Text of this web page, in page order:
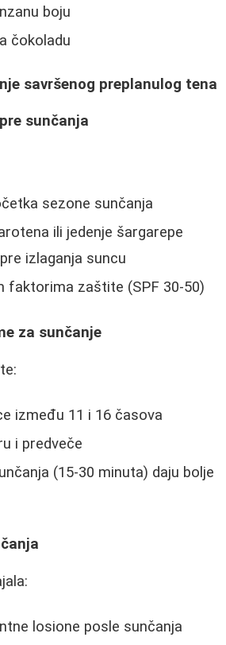
boju
čokoladu
savršenog preplanulog tena
sunčanja
sezone sunčanja
ili jedenje šargarepe
izlaganja suncu
faktorima zaštite (SPF 30-50)
za sunčanje
između 11 i 16 časova
i predveče
(15-30 minuta) daju bolje
losione posle sunčanja